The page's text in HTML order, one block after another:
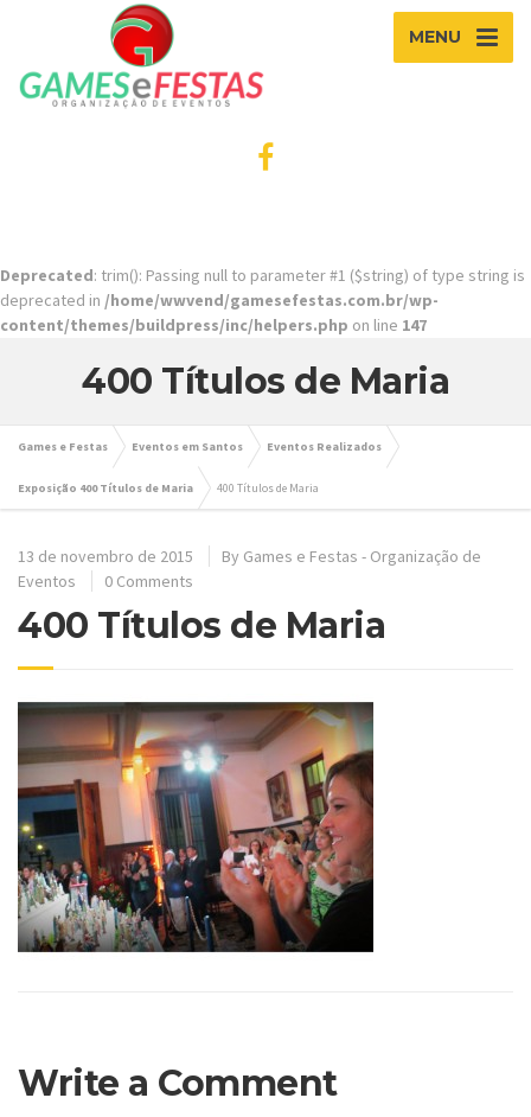
MENU
Deprecated: trim(): Passing null to parameter #1 ($string) of type string is
deprecated in /home/wwvend/gamesefestas.com.br/wp-
content/themes/buildpress/inc/helpers.php on line 147
400 Títulos de Maria
Games e Festas Eventos em Santos Eventos Realizados
Exposição 400 Títulos de Maria 400 Títulos de Maria
13 de novembro de 2015 By Games e Festas - Organização de
Eventos
0 Comments
400 Títulos de Maria
Write a Comment